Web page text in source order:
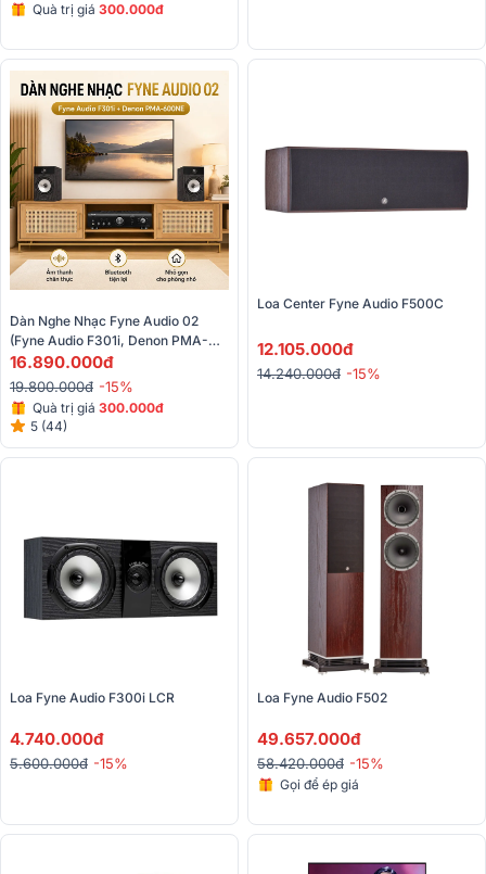
Quà trị giá 300.000đ
Dàn Nghe Nhạc Fyne Audio 02
(Fyne Audio F301i, Denon PMA-
600NE)
16.890.000đ
19.800.000đ -15%
Quà trị giá 300.000đ
5 (44)
Loa Center Fyne Audio F500C
12.105.000đ
14.240.000đ -15%
Loa Fyne Audio F300i LCR
4.740.000đ
5.600.000đ -15%
Loa Fyne Audio F502
49.657.000đ
58.420.000đ -15%
Gọi để ép giá